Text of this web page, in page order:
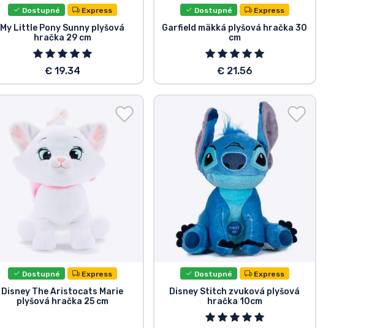
Dostupné Express
My Little Pony Sunny plyšová
hračka 29 cm
€ 19.34
Dostupné Express
Garfield mäkká plyšová hračka 30
cm
€ 21.56
Dostupné Express
Disney The Aristocats Marie
plyšová hračka 25 cm
Dostupné Express
Disney Stitch zvuková plyšová
hračka 10cm